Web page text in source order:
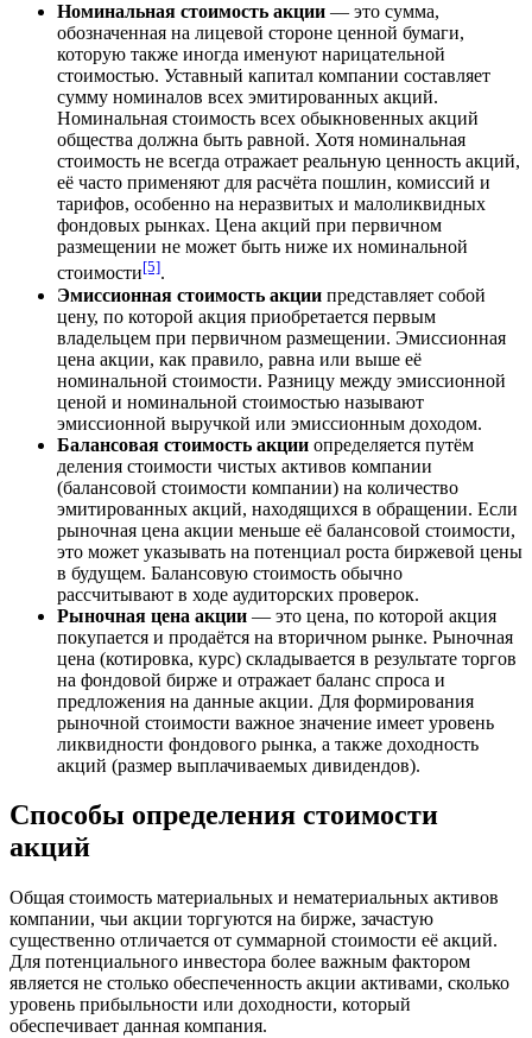
Номинальная стоимость акции — это сумма,
обозначенная на лицевой стороне ценной бумаги,
которую также иногда именуют нарицательной
стоимостью. Уставный капитал компании составляет
сумму номиналов всех эмитированных акций.
Номинальная стоимость всех обыкновенных акций
общества должна быть равной. Хотя номинальная
стоимость не всегда отражает реальную ценность акций,
её часто применяют для расчёта пошлин, комиссий и
тарифов, особенно на неразвитых и малоликвидных
фондовых рынках. Цена акций при первичном
размещении не может быть ниже их номинальной
стоимости[5].
Эмиссионная стоимость акции представляет собой
цену, по которой акция приобретается первым
владельцем при первичном размещении. Эмиссионная
цена акции, как правило, равна или выше её
номинальной стоимости. Разницу между эмиссионной
ценой и номинальной стоимостью называют
эмиссионной выручкой или эмиссионным доходом.
Балансовая стоимость акции определяется путём
деления стоимости чистых активов компании
(балансовой стоимости компании) на количество
эмитированных акций, находящихся в обращении. Если
рыночная цена акции меньше её балансовой стоимости,
это может указывать на потенциал роста биржевой цены
в будущем. Балансовую стоимость обычно
рассчитывают в ходе аудиторских проверок.
Рыночная цена акции — это цена, по которой акция
покупается и продаётся на вторичном рынке. Рыночная
цена (котировка, курс) складывается в результате торгов
на фондовой бирже и отражает баланс спроса и
предложения на данные акции. Для формирования
рыночной стоимости важное значение имеет уровень
ликвидности фондового рынка, а также доходность
акций (размер выплачиваемых дивидендов).
Способы определения стоимости
акций
Общая стоимость материальных и нематериальных активов
компании, чьи акции торгуются на бирже, зачастую
существенно отличается от суммарной стоимости её акций.
Для потенциального инвестора более важным фактором
является не столько обеспеченность акции активами, сколько
уровень прибыльности или доходности, который
обеспечивает данная компания.